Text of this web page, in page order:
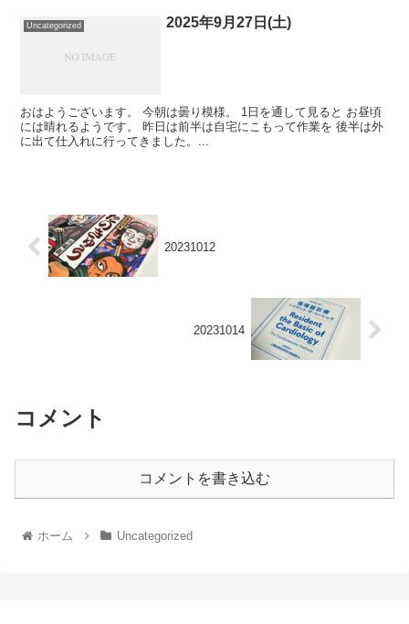
Uncategorized 2025年9月27日(土)
おはようございます。 今朝は曇り模様。 1日を通して見ると お昼頃
には晴れるようです。 昨日は前半は自宅にこもって作業を 後半は外
に出て仕入れに行ってきました。...
20231012
20231014
コメント
コメントを書き込む
ホーム Uncategorized